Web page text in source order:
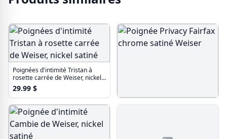
Poignées d'intimité Tristan à
rosette carrée de Weiser, nickel
satiné
29.99 $
Poignée Privacy Fairfax chrome